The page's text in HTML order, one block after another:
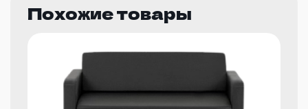
Похожие товары